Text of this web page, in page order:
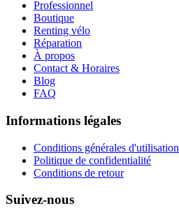
Professionnel
Boutique
Renting vélo
Réparation
À propos
Contact & Horaires
Blog
FAQ
Informations légales
Conditions générales d'utilisation
Politique de confidentialité
Conditions de retour
Suivez-nous